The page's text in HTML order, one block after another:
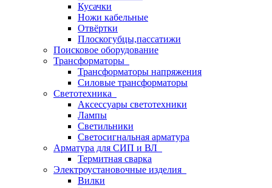
Кусачки
Ножи кабельные
Отвёртки
Плоскогубцы,пассатижи
Поисковое оборудование
Трансформаторы
Трансформаторы напряжения
Силовые трансформаторы
Светотехника
Аксессуары светотехники
Лампы
Светильники
Светосигнальная арматура
Арматура для СИП и ВЛ
Термитная сварка
Электроустановочные изделия
Вилки